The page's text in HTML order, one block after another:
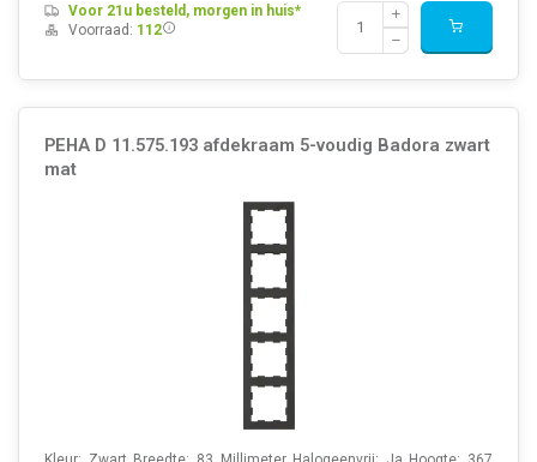
Voor 21u besteld, morgen in huis*
Voorraad: 112
PEHA D 11.575.193 afdekraam 5-voudig Badora zwart
mat